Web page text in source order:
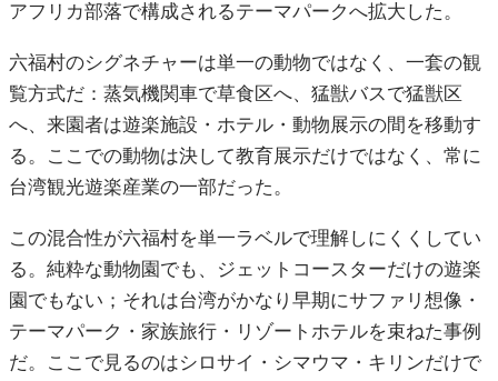
アフリカ部落で構成されるテーマパークへ拡大した。
六福村のシグネチャーは単一の動物ではなく、一套の観
覧方式だ：蒸気機関車で草食区へ、猛獣バスで猛獣区
へ、来園者は遊楽施設・ホテル・動物展示の間を移動す
る。ここでの動物は決して教育展示だけではなく、常に
台湾観光遊楽産業の一部だった。
この混合性が六福村を単一ラベルで理解しにくくしてい
る。純粋な動物園でも、ジェットコースターだけの遊楽
園でもない；それは台湾がかなり早期にサファリ想像・
テーマパーク・家族旅行・リゾートホテルを束ねた事例
だ。ここで見るのはシロサイ・シマウマ・キリンだけで